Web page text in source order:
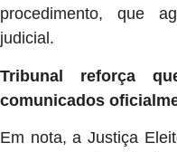
procedimento, que
judicial.
Tribunal reforça
comunicados
Em nota, a Justiça